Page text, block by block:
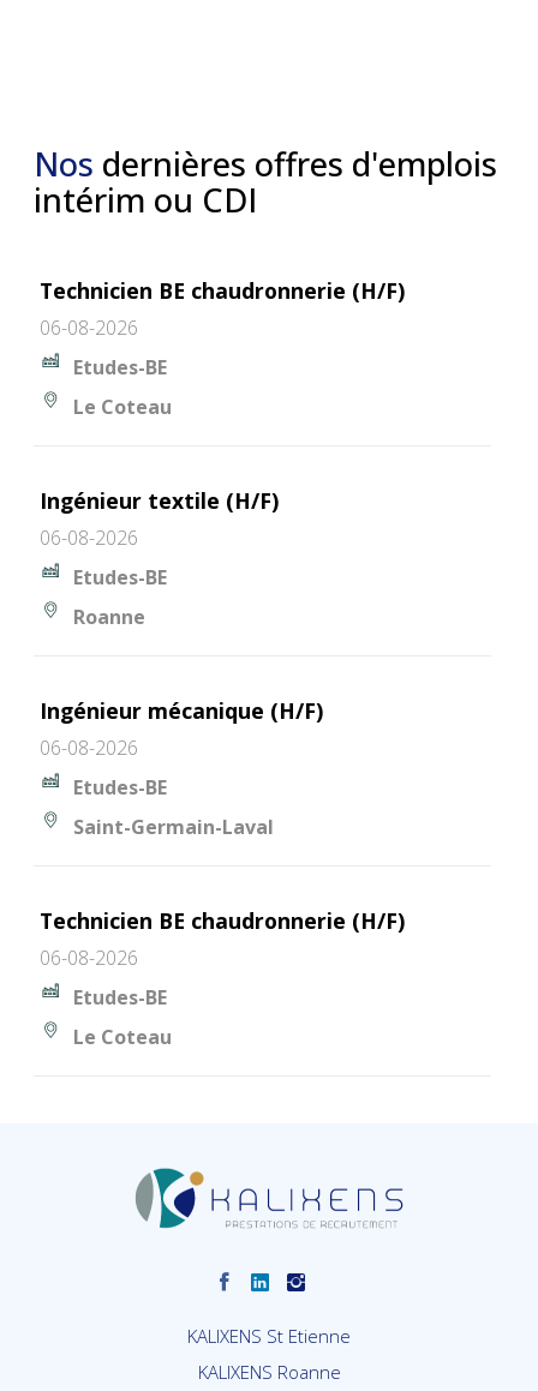
Nos dernières offres d'emplois
intérim ou CDI
Technicien BE chaudronnerie (H/F)
06-08-2026
Etudes-BE
Le Coteau
Ingénieur textile (H/F)
06-08-2026
Etudes-BE
Roanne
Ingénieur mécanique (H/F)
06-08-2026
Etudes-BE
Saint-Germain-Laval
Technicien BE chaudronnerie (H/F)
06-08-2026
Etudes-BE
Le Coteau
KALIXENS St Etienne
KALIXENS Roanne